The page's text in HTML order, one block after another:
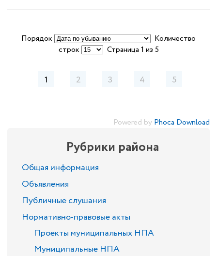
Порядок
Количество
строк
Страница 1 из 5
1 2 3 4 5
Powered by Phoca Download
Рубрики района
Общая информация
Объявления
Публичные слушания
Нормативно-правовые акты
Проекты муниципальных НПА
Муниципальные НПА